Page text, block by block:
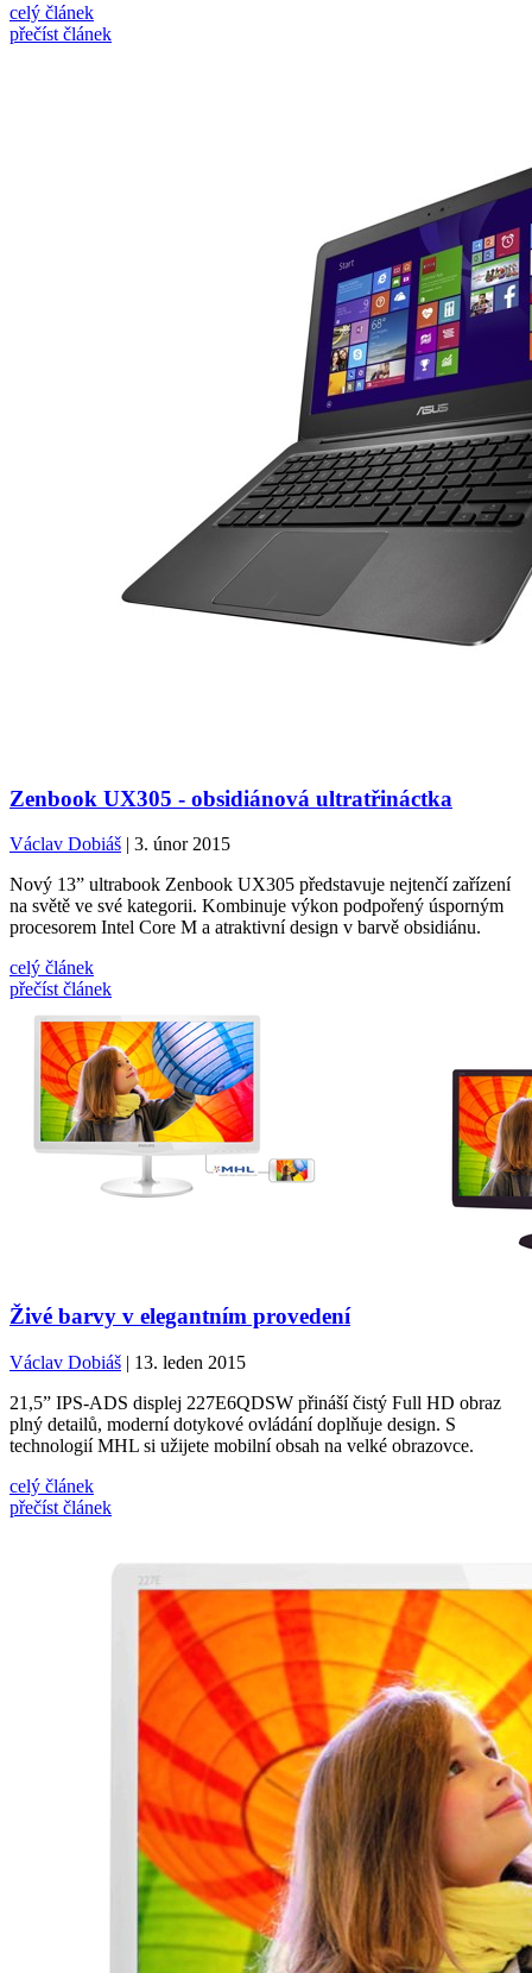
celý článek
přečíst článek
Zenbook UX305 - obsidiánová ultratřináctka
Václav Dobiáš | 3. únor 2015
Nový 13” ultrabook Zenbook UX305 představuje nejtenčí zařízení
na světě ve své kategorii. Kombinuje výkon podpořený úsporným
procesorem Intel Core M a atraktivní design v barvě obsidiánu.
celý článek
přečíst článek
Živé barvy v elegantním provedení
Václav Dobiáš | 13. leden 2015
21,5” IPS-ADS displej 227E6QDSW přináší čistý Full HD obraz
plný detailů, moderní dotykové ovládání doplňuje design. S
technologií MHL si užijete mobilní obsah na velké obrazovce.
celý článek
přečíst článek